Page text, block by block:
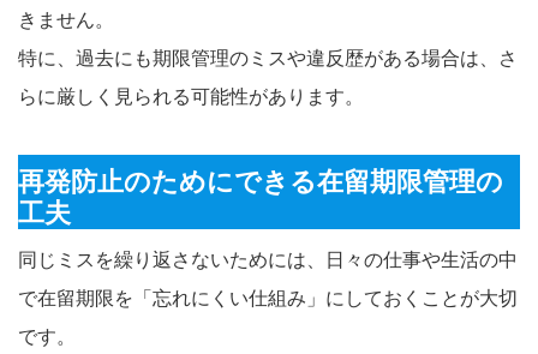
きません。
特に、過去にも期限管理のミスや違反歴がある場合は、さ
らに厳しく見られる可能性があります。
再発防止のためにできる在留期限管理の
工夫
同じミスを繰り返さないためには、日々の仕事や生活の中
で在留期限を「忘れにくい仕組み」にしておくことが大切
です。